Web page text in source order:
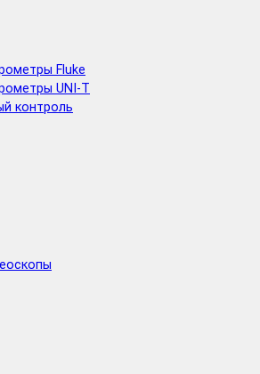
Fluke
UNI-T
контроль